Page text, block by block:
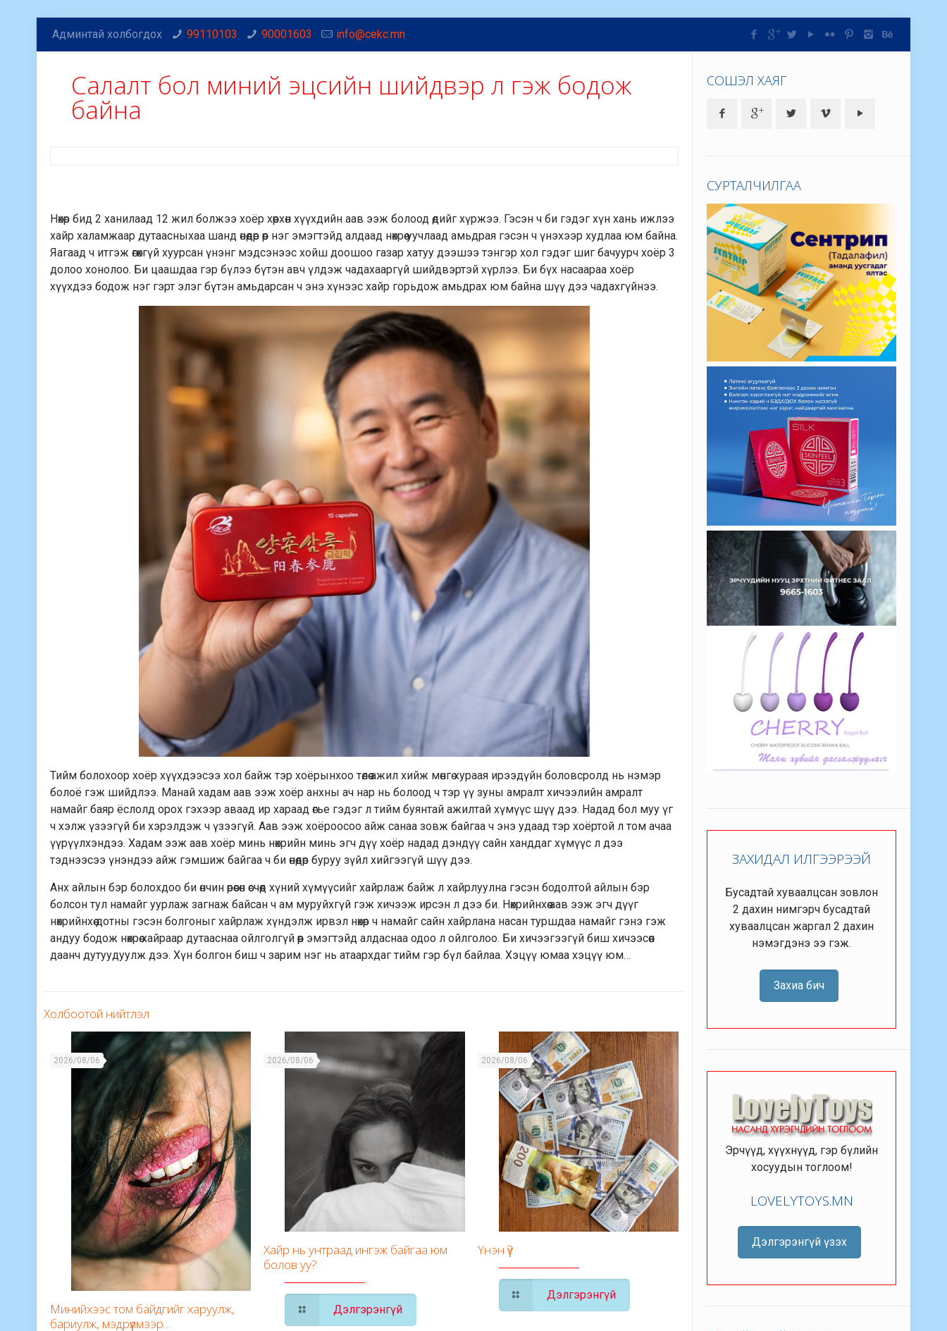
Админтай холбогдох 99110103 90001603 info@cekc.mn
Салалт бол миний эцсийн шийдвэр л гэж бодож
байна
Нөхөр бид 2 ханилаад 12 жил болжээ хоёр хөөрхөн хүүхдийн аав ээж болоод өдийг хүржээ. Гэсэн ч би гэдэг хүн хань ижлээ
хайр халамжаар дутаасныхаа шанд өнөөдөр өөр нэг эмэгтэйд алдаад нөхрөө уучлаад амьдрая гэсэн ч үнэхээр худлаа юм байна.
Яагаад ч итгэж өгөхгүй хуурсан үнэнг мэдсэнээс хойш доошоо газар хатуу дээшээ тэнгэр хол гэдэг шиг бачуурч хоёр 3
долоо хонолоо. Би цаашдаа гэр бүлээ бүтэн авч үлдэж чадахааргүй шийдвэртэй хүрлээ. Би бүх насаараа хоёр
хүүхдээ бодож нэг гэрт элэг бүтэн амьдарсан ч энэ хүнээс хайр горьдож амьдрах юм байна шүү дээ чадахгүйнээ.
Тийм болохоор хоёр хүүхдээсээ хол байж тэр хоёрынхоо төлөө ажил хийж мөнгө хураая ирээдүйн боловсролд нь нэмэр
болоё гэж шийдлээ. Манай хадам аав ээж хоёр анхны ач нар нь болоод ч тэр үү зуны амралт хичээлийн амралт
намайг баяр ёслолд орох гэхээр аваад ир хараад өгье гэдэг л тийм буянтай ажилтай хүмүүс шүү дээ. Надад бол муу үг
ч хэлж үзээгүй би хэрэлдэж ч үзээгүй. Аав ээж хоёроосоо айж санаа зовж байгаа ч энэ удаад тэр хоёртой л том ачаа
үүрүүлхэндээ. Хадам ээж аав хоёр минь нөхрийн минь эгч дүү хоёр надад дэндүү сайн ханддаг хүмүүс л дээ
тэднээсээ үнэндээ айж гэмшиж байгаа ч би өнөөдөр буруу зүйл хийгээгүй шүү дээ.
Анх айлын бэр болохдоо би өнчин өрөөсөн өсчөөд хүний хүмүүсийг хайрлаж байж л хайрлуулна гэсэн бодолтой айлын бэр
болсон тул намайг уурлаж загнаж байсан ч ам муруйхгүй гэж хичээж ирсэн л дээ би. Нөхрийнхөө аав ээж эгч дүүг
нөхрийнхөө дотны гэсэн болгоныг хайрлаж хүндэлж ирвэл нөхөр ч намайг сайн хайрлана насан туршдаа намайг гэнэ гэж
андуу бодож нөхрөө хайраар дутааснаа ойлголгүй өөр эмэгтэйд алдаснаа одоо л ойлголоо. Би хичээгээгүй биш хичээсөөн
даанч дутуудуулж дээ. Хүн болгон биш ч зарим нэг нь атаархдаг тийм гэр бүл байлаа. Хэцүү юмаа хэцүү юм…
Холбоотой нийтлэл
2026/08/06
Минийхээс том байдгийг харуулж,
бариулж, мэдрүүлмээр…
2026/08/06
Хайр нь унтраад ингэж байгаа юм
болов уу?
Дэлгэрэнгүй
2026/08/06
Үнэн үү?
Дэлгэрэнгүй
СОШЭЛ ХАЯГ
СУРТАЛЧИЛГАА
ЗАХИДАЛ ИЛГЭЭРЭЭЙ
Бусадтай хуваалцсан зовлон
2 дахин нимгэрч бусадтай
хуваалцсан жаргал 2 дахин
нэмэгдэнэ ээ гэж.
Захиа бич
Эрчүүд, хүүхнүүд, гэр бүлийн
хосуудын тоглоом!
LOVELYTOYS.MN
Дэлгэрэнгүй үзэх